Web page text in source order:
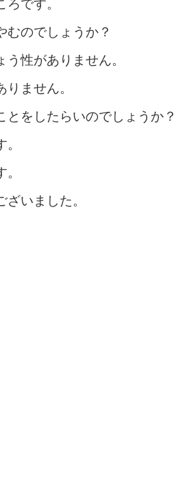
です。
むのでしょうか？
性がありません。
ません。
とをしたらいのでしょうか？
いました。